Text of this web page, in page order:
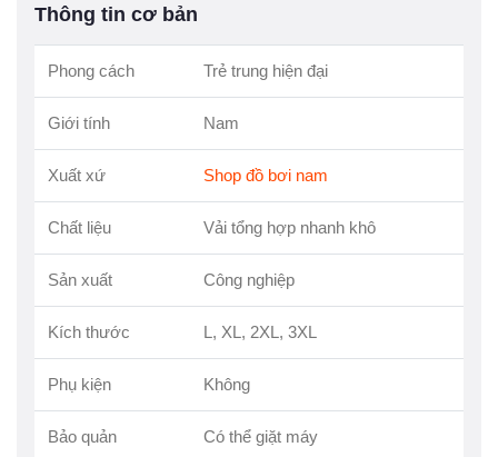
Thông tin cơ bản
Phong cách Trẻ trung hiện đại
Giới tính Nam
Xuất xứ Shop đồ bơi nam
Chất liệu Vải tổng hợp nhanh khô
Sản xuất Công nghiệp
Kích thước L, XL, 2XL, 3XL
Phụ kiện Không
Bảo quản Có thể giặt máy